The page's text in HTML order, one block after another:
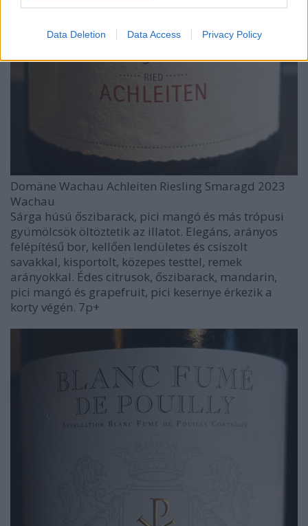
Data Deletion Data Access Privacy Policy
Domäne Wachau Achleiten Riesling Smaragd 2023
Wachau
Sárga húsú őszibarack, pici mangó és más trópusi
gyümölcsök öltöztetik az illatot. Elegáns, arányos
felépítésű bor, kellően lendületes és csiszolt
savakkal, kisportolt, közepes testtel, remek
arányokkal. Édes citrusok, őszibarack, mandarin,
pici mangó és grapefruit, pici kesernye érkezik a
korty végén. 7p+